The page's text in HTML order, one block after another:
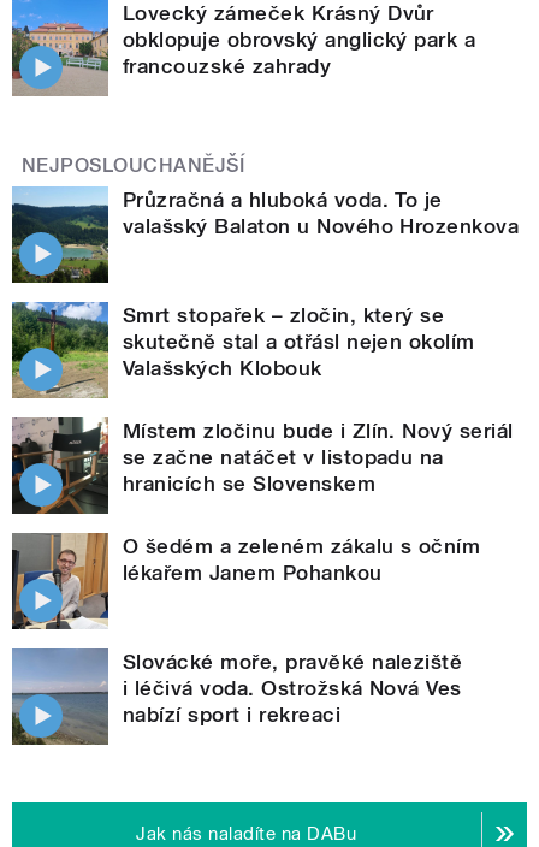
Lovecký zámeček Krásný Dvůr
obklopuje obrovský anglický park a
francouzské zahrady
NEJPOSLOUCHANĚJŠÍ
Průzračná a hluboká voda. To je
valašský Balaton u Nového Hrozenkova
Smrt stopařek – zločin, který se
skutečně stal a otřásl nejen okolím
Valašských Klobouk
Místem zločinu bude i Zlín. Nový seriál
se začne natáčet v listopadu na
hranicích se Slovenskem
O šedém a zeleném zákalu s očním
lékařem Janem Pohankou
Slovácké moře, pravěké naleziště
i léčivá voda. Ostrožská Nová Ves
nabízí sport i rekreaci
Jak nás naladíte na DABu